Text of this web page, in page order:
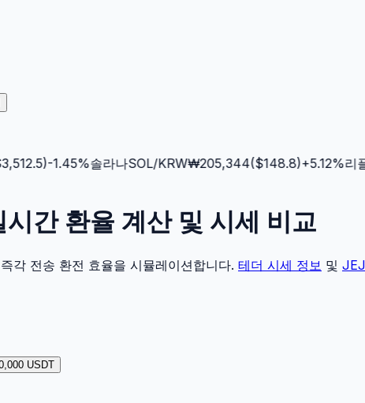
)-1.45%솔라나SOL/KRW₩205,344($148.8)+5.12%리플
간 환율 계산 및 시세 비교
각 전송 환전 효율을 시뮬레이션합니다. 테더 시세 정보 및
USDT